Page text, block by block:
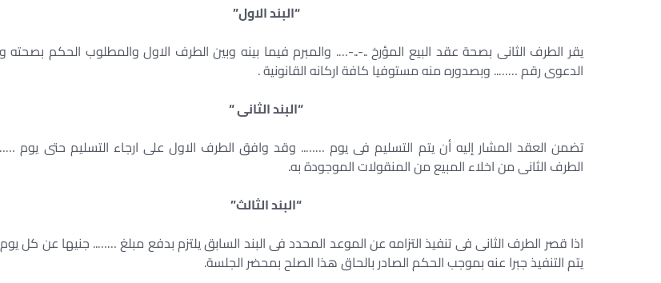
“البند الاول”
يقر الطرف الثانى بصحة عقد البيع المؤرخ ..-..-…. والمبرم فيما بينه وبين الطرف الاول والمطلوب الحكم بصحته
الدعوى رقم …….. وبصدوره منه مستوفيا كافة اركانه القانونية .
“البند الثانى “
تضمن العقد المشار إليه أن يتم التسليم فى يوم …….. وقد وافق الطرف الاول على ارجاء التسليم حتى يوم
الطرف الثانى من اخلاء المبيع من المنقولات الموجودة به.
“البند الثالث”
اذا قصر الطرف الثانى فى تنفيذ التزامه عن الموعد المحدد فى البند السابق يلتزم بدفع مبلغ …….. جنيها عن كل
يتم التنفيذ جبرا عنه بموجب الحكم الصادر بالحاق هذا الصلح بمحضر الجلسة.